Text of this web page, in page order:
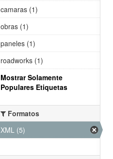
camaras (1)
obras (1)
paneles (1)
roadworks (1)
Mostrar Solamente
Populares Etiquetas
Formatos
XML (5)